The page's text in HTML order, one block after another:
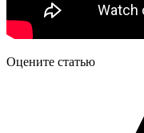
Оцените статью